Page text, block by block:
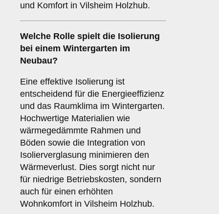
und Komfort in Vilsheim Holzhub.
Welche Rolle spielt die Isolierung
bei einem Wintergarten im
Neubau?
Eine effektive Isolierung ist
entscheidend für die Energieeffizienz
und das Raumklima im Wintergarten.
Hochwertige Materialien wie
wärmegedämmte Rahmen und
Böden sowie die Integration von
Isolierverglasung minimieren den
Wärmeverlust. Dies sorgt nicht nur
für niedrige Betriebskosten, sondern
auch für einen erhöhten
Wohnkomfort in Vilsheim Holzhub.